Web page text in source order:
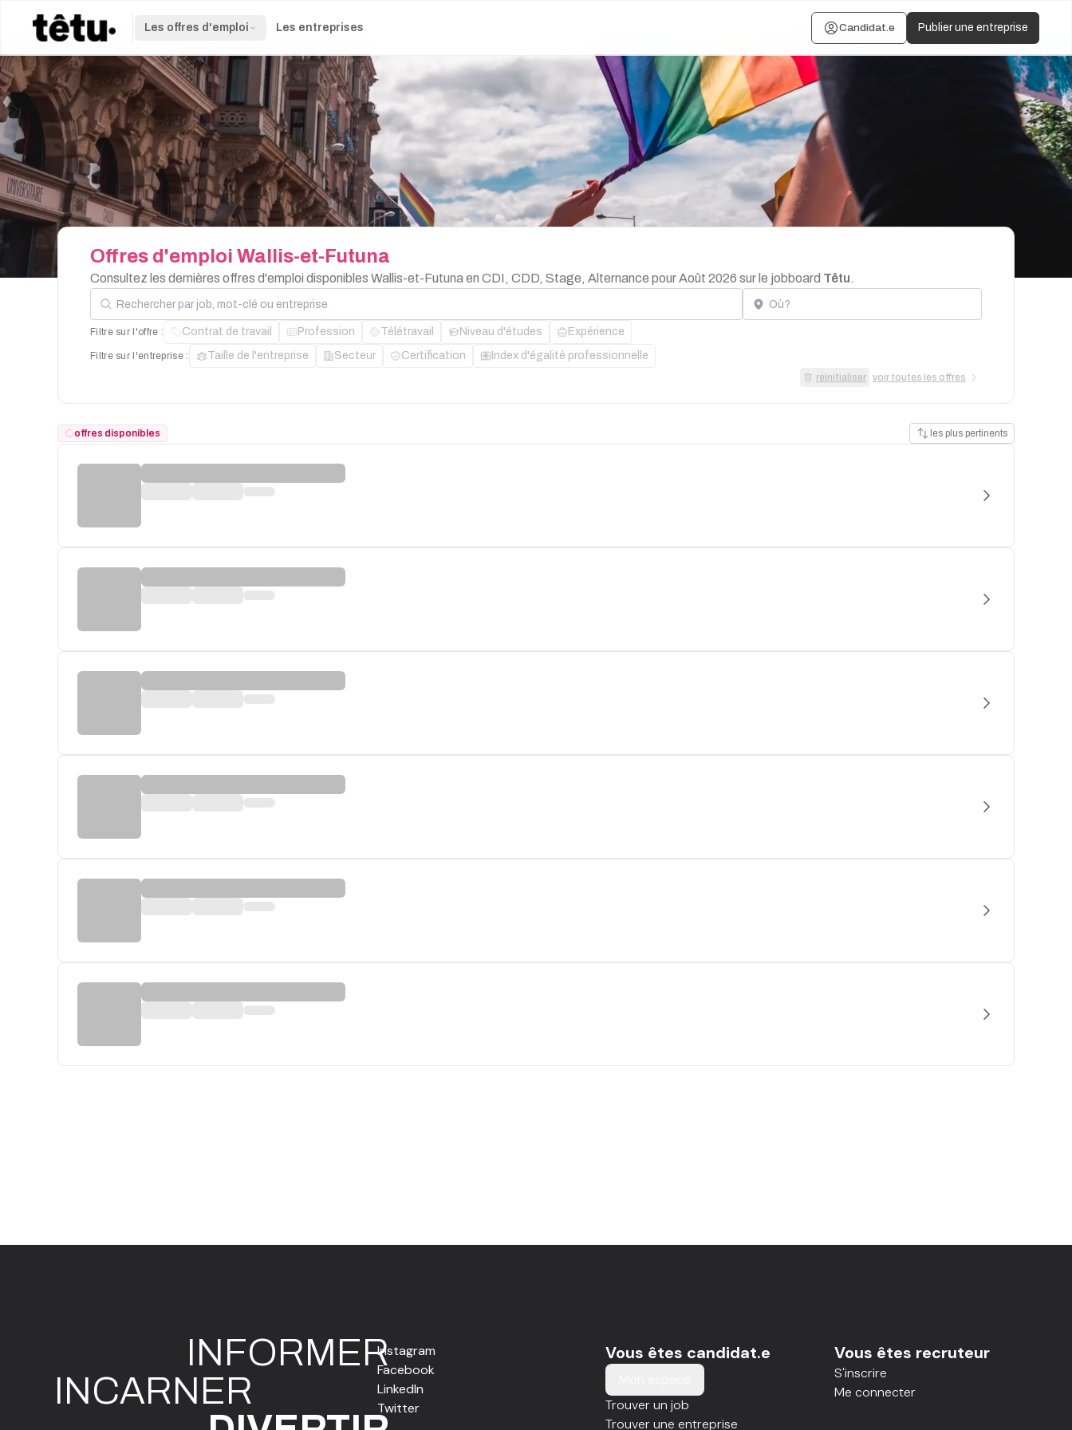
Les offres d'emploi Les entreprises Candidat.e Publier une entreprise
Offres d'emploi Wallis-et-Futuna
Consultez les dernières offres d'emploi disponibles Wallis-et-Futuna en CDI, CDD, Stage, Alternance pour Août 2026 sur le jobboard Têtu.
Rechercher par job, mot-clé ou entreprise Localisation
Filtre sur l'offre : Contrat de travail Profession Télétravail Niveau d'études Expérience
Filtre sur l'entreprise : Taille de l'entreprise Secteur Certification Index d'égalité professionnelle
réinitialiser voir toutes les offres
offres disponibles les plus pertinents
INFORMER
INCARNER
Instagram
Facebook
LinkedIn
Twitter
Vous êtes candidat.e
Trouver un job
Trouver une entreprise
Vous êtes recruteur
S'inscrire
Me connecter